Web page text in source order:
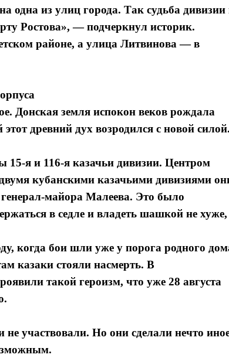
одна из улиц города. Так судьба дивизии
Ростова», — подчеркнул историк.
районе, а улица Литвинова — в
Донская земля испокон веков рождала
древний дух возродился с новой силой.
я и 116-я казачьи дивизии. Центром
кубанскими казачьими дивизиями
майора Малеева. Это было
в седле и владеть шашкой не хуже,
когда бои шли уже у порога родного
казаки стояли насмерть. В
такой героизм, что уже 28 августа
не участвовали. Но они сделали нечто